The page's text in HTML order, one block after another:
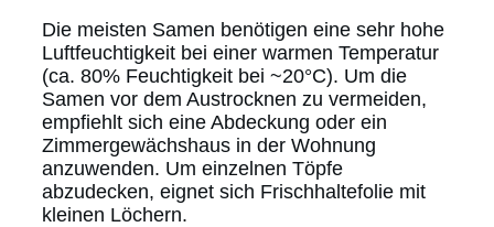
Die meisten Samen benötigen eine sehr hohe
Luftfeuchtigkeit bei einer warmen Temperatur
(ca. 80% Feuchtigkeit bei ~20°C). Um die
Samen vor dem Austrocknen zu vermeiden,
empfiehlt sich eine Abdeckung oder ein
Zimmergewächshaus in der Wohnung
anzuwenden. Um einzelnen Töpfe
abzudecken, eignet sich Frischhaltefolie mit
kleinen Löchern.